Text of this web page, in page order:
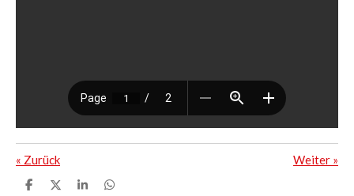
« Zurück Weiter »
T
T
T
T